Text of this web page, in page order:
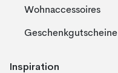
Wohnaccessoires
Geschenkgutscheine
Inspiration